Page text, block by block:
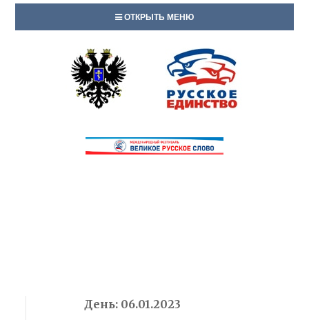
ОТКРЫТЬ МЕНЮ
День: 06.01.2023